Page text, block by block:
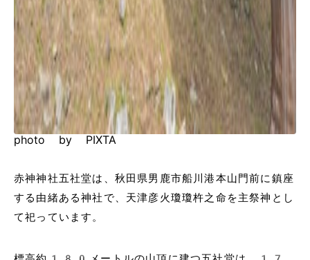
photo by PIXTA
赤神神社五社堂は、秋田県男鹿市船川港本山門前に鎮座
する由緒ある神社で、天津彦火瓊瓊杵之命を主祭神とし
て祀っています。